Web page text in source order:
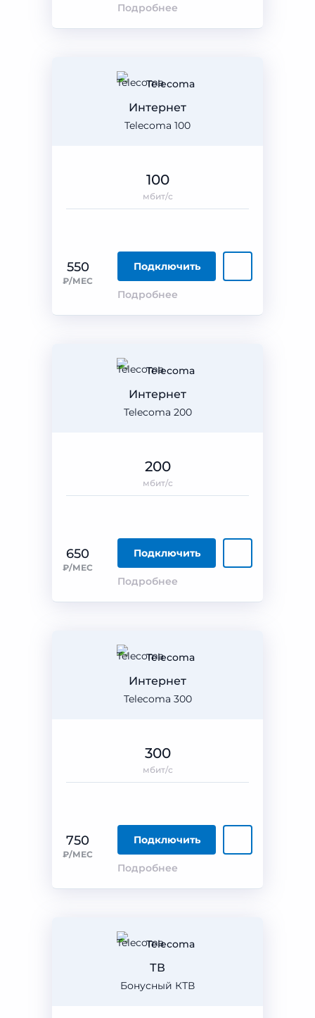
Подробнее
Telecoma
Telecoma 100
Интернет
550
₽/МЕС
Подключить
Подробнее
100
мбит/с
Telecoma
Telecoma 200
Интернет
650
₽/МЕС
Подключить
Подробнее
200
мбит/с
Telecoma
Telecoma 300
Интернет
750
₽/МЕС
Подключить
Подробнее
300
мбит/с
Telecoma
Бонусный КТВ
ТВ